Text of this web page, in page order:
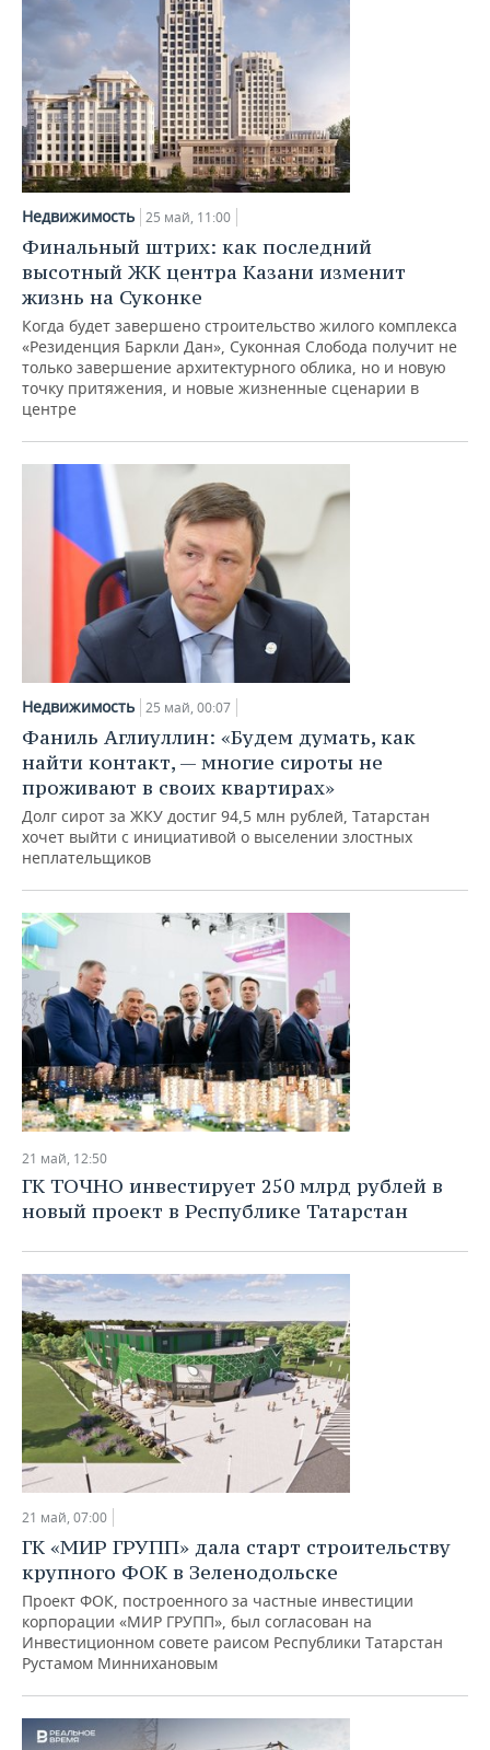
Недвижимость 25 май, 11:00
Финальный штрих: как последний
высотный ЖК центра Казани изменит
жизнь на Суконке
Когда будет завершено строительство жилого комплекса
«Резиденция Баркли Дан», Суконная Слобода получит не
только завершение архитектурного облика, но и новую
точку притяжения, и новые жизненные сценарии в
центре
Недвижимость 25 май, 00:07
Фаниль Аглиуллин: «Будем думать, как
найти контакт, — многие сироты не
проживают в своих квартирах»
Долг сирот за ЖКУ достиг 94,5 млн рублей, Татарстан
хочет выйти с инициативой о выселении злостных
неплательщиков
21 май, 12:50
ГК ТОЧНО инвестирует 250 млрд рублей в
новый проект в Республике Татарстан
21 май, 07:00
ГК «МИР ГРУПП» дала старт строительству
крупного ФОК в Зеленодольске
Проект ФОК, построенного за частные инвестиции
корпорации «МИР ГРУПП», был согласован на
Инвестиционном совете раисом Республики Татарстан
Рустамом Миннихановым